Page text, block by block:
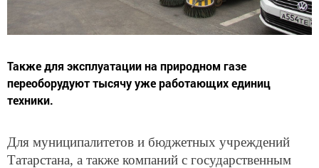
Также для эксплуатации на природном газе
переоборудуют тысячу уже работающих единиц
техники.
Для муниципалитетов и бюджетных учреждений
Татарстана, а также компаний с государственным